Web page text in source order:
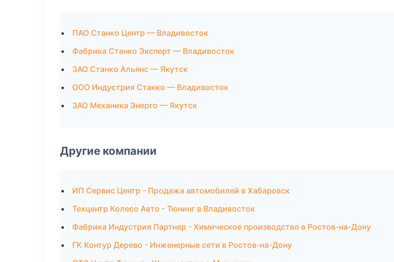
ПАО Станко Центр — Владивосток
Фабрика Станко Эксперт — Владивосток
ЗАО Станко Альянс — Якутск
ООО Индустрия Станко — Владивосток
ЗАО Механика Энерго — Якутск
Другие компании
ИП Сервис Центр - Продажа автомобилей в Хабаровск
Техцентр Колесо Авто - Тюнинг в Владивосток
Фабрика Индустрия Партнер - Химическое производство в Ростов-на-Дону
ГК Контур Дерево - Инженерные сети в Ростов-на-Дону